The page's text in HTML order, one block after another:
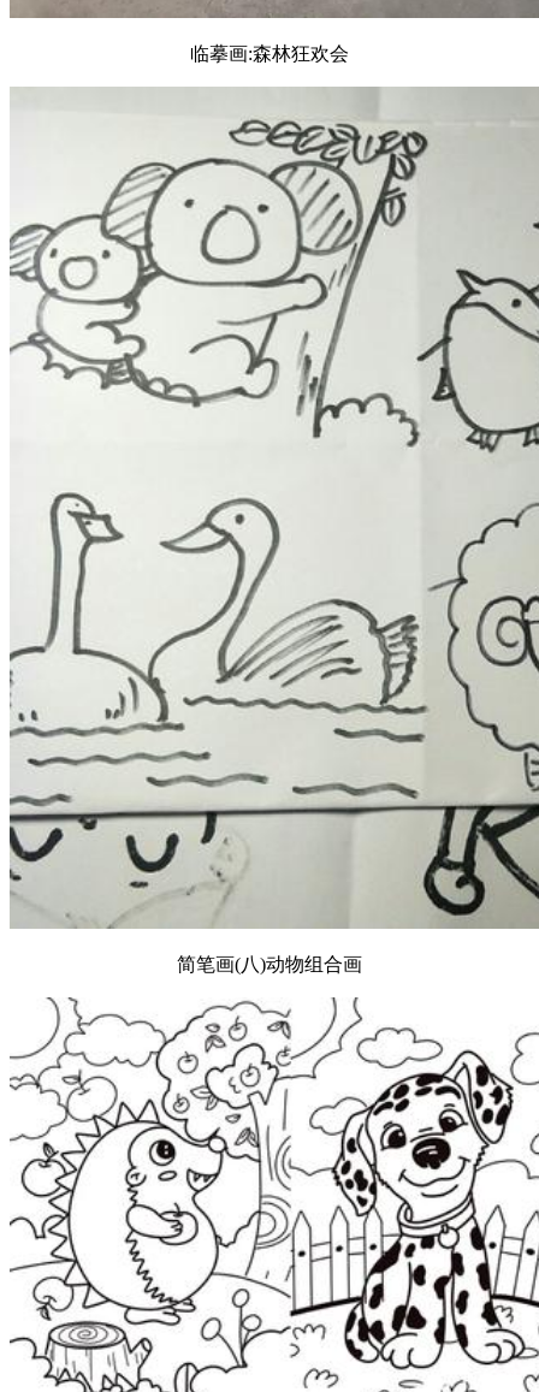
临摹画:森林狂欢会
简笔画(八)动物组合画